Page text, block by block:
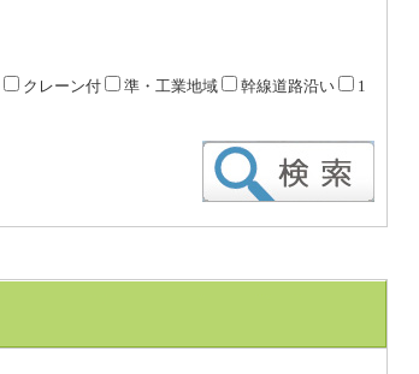
クレーン付 準・工業地域 幹線道路沿い
1